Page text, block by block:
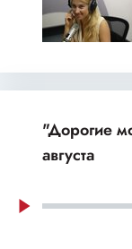
"Дорогие
августа